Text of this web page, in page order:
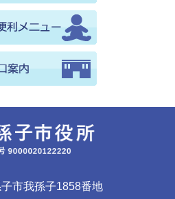
市我孫子1858番地